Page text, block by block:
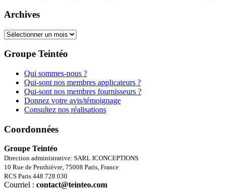
Archives
Archives
Groupe Teintéo
Qui sommes-nous ?
Qui-sont nos membres applicateurs ?
Qui-sont nos membres fournisseurs ?
Donnez votre avis/témoignage
Consultez nos réalisations
Coordonnées
Groupe Teintéo
Direction administrative: SARL ICONCEPTIONS
10 Rue de Penthièvre, 75008 Paris, France
RCS Paris 448 728 030
Courriel : contact@teinteo.com